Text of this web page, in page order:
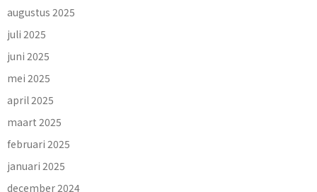
augustus 2025
juli 2025
juni 2025
mei 2025
april 2025
maart 2025
februari 2025
januari 2025
december 2024